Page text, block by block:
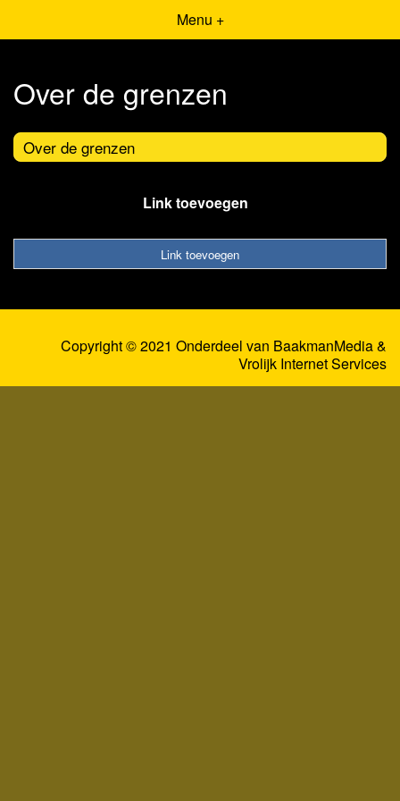
Menu +
Over de grenzen
Over de grenzen
Link toevoegen
Link toevoegen
Copyright © 2021 Onderdeel van BaakmanMedia&
Vrolijk Internet Services